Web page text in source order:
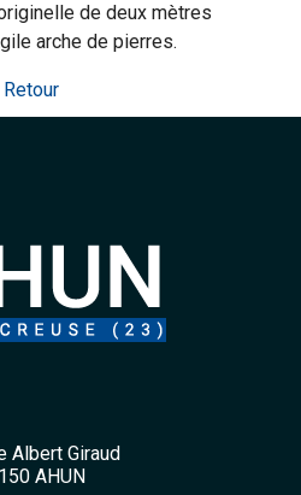
de deux mètres
arche de pierres.
Retour
Albert Giraud
AHUN